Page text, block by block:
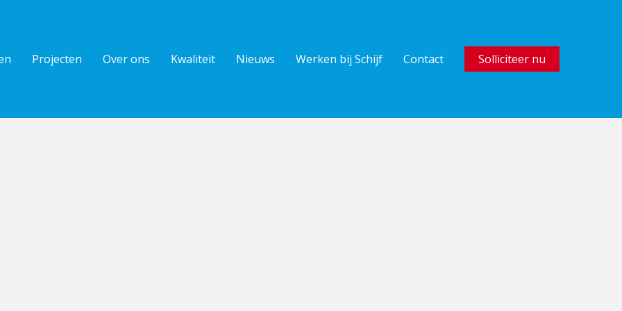
Projecten Over ons Kwaliteit Nieuws Werken bij Schijf Contact Solliciteer nu